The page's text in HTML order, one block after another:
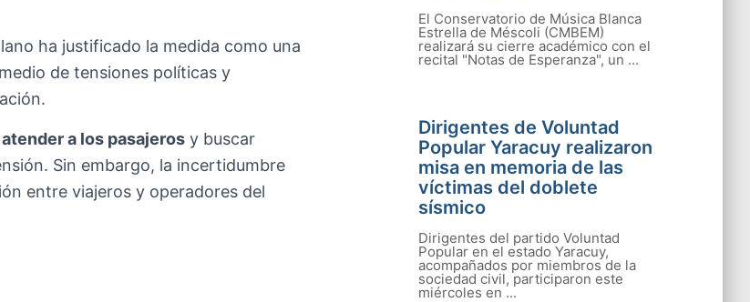
ha justificado la medida como una
de tensiones políticas y
atender a los pasajeros y buscar
Sin embargo, la incertidumbre
entre viajeros y operadores del
El Conservatorio de Música Blanca
Estrella de Méscoli (CMBEM)
realizará su cierre académico con el
recital "Notas de Esperanza", un ...
Dirigentes de Voluntad
Popular Yaracuy realizaron
misa en memoria de las
víctimas del doblete
sísmico
Dirigentes del partido Voluntad
Popular en el estado Yaracuy,
acompañados por miembros de la
sociedad civil, participaron este
miércoles en ...